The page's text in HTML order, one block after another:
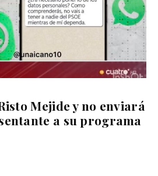
Mejide y no enviará
a su programa